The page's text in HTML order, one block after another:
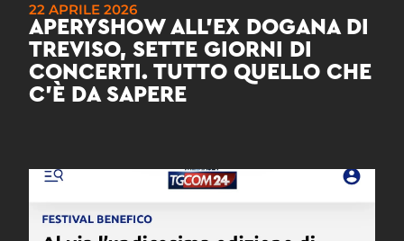
22 APRILE 2026
APERYSHOW ALL’EX DOGANA DI
TREVISO, SETTE GIORNI DI
CONCERTI. TUTTO QUELLO CHE
C’È DA SAPERE